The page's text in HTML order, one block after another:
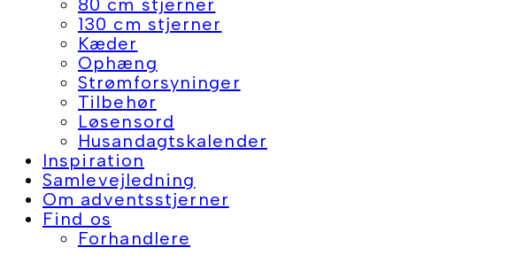
130 cm stjerner
Kæder
Ophæng
Strømforsyninger
Tilbehør
Løsensord
Husandagtskalender
Inspiration
Samlevejledning
Om adventsstjerner
Find os
Forhandlere